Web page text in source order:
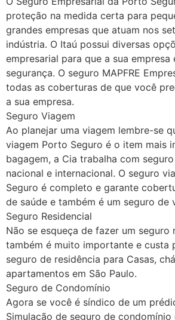
proteção na medida certa para
grandes empresas que atuam nos
indústria. O Itaú possui diversas
empresarial para que a sua empresa
segurança. O seguro MAPFRE
todas as coberturas de que você
a sua empresa.
Seguro Viagem
Ao planejar uma viagem lembre-se
viagem Porto Seguro é o item mais
bagagem, a Cia trabalha com
nacional e internacional. O seguro
Seguro é completo e garante
de saúde e também é um seguro de
Seguro Residencial
Não se esqueça de fazer um seguro
também é muito importante e custa
seguro de residência para Casas,
apartamentos em São Paulo.
Seguro de Condomínio
Agora se você é síndico de um
Simulação de seguro de condomínio